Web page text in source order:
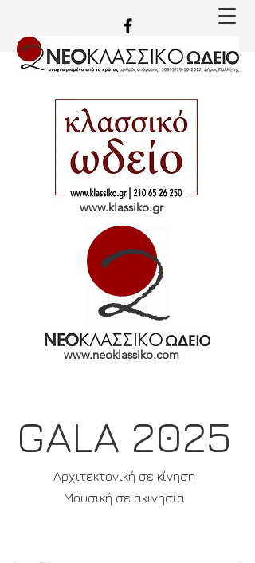
www.klassiko.gr
www.neoklassiko.com
GALA 2025
Αρχιτεκτονική σε κίνηση
Μουσική σε ακινησία